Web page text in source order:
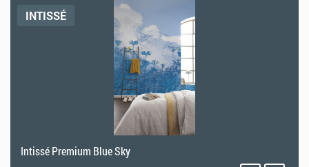
die Bogen exakt positioniert werden. Da Wände nicht immer exakt
rechtwinklig sind, empfehlen wir von derWandmitte
tapezieren. Mit Hilfe von Wasserwaage und Lot kann eine
horizontale und eine vertikale Hilfslinie an die Wandmitte gezeichnet
4. Vorbereitung Fototapete
Papiertapeten müssen vor dem Anbringen an der Wand mit Kleister
oder Kleisterbürste in gleichmäßigen Strichen sorgfältig einkleistern.
INTISSÉ
Intissé Premium Blue Sky